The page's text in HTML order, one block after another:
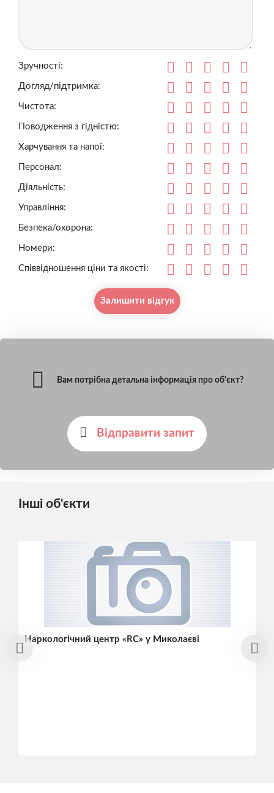
Зручності:
Догляд/підтримка:
Чистота:
Поводження з гідністю:
Харчування та напої:
Персонал:
Діяльність:
Управління:
Безпека/охорона:
Номери:
Співвідношення ціни та якості:
Залишити відгук
Вам потрібна детальна інформація про об'єкт?
Відправити запит
Інші об'єкти
Наркологічний центр «RC» у Миколаєві